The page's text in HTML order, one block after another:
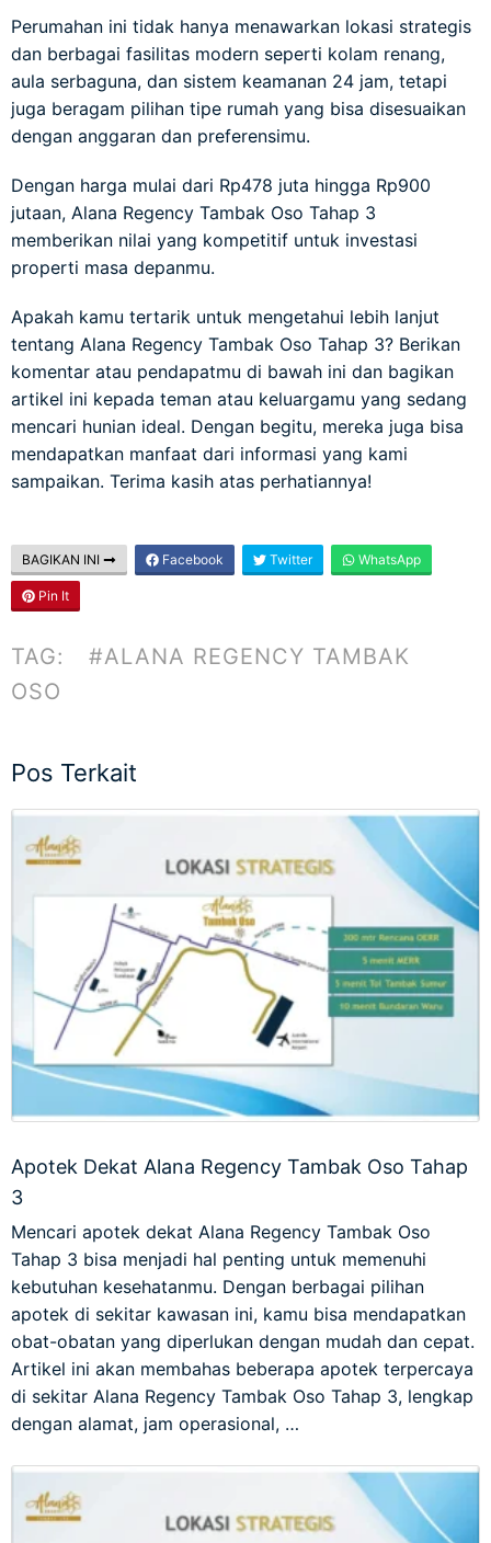
Perumahan ini tidak hanya menawarkan lokasi strategis
dan berbagai fasilitas modern seperti kolam renang,
aula serbaguna, dan sistem keamanan 24 jam, tetapi
juga beragam pilihan tipe rumah yang bisa disesuaikan
dengan anggaran dan preferensimu.
Dengan harga mulai dari Rp478 juta hingga Rp900
jutaan, Alana Regency Tambak Oso Tahap 3
memberikan nilai yang kompetitif untuk investasi
properti masa depanmu.
Apakah kamu tertarik untuk mengetahui lebih lanjut
tentang Alana Regency Tambak Oso Tahap 3? Berikan
komentar atau pendapatmu di bawah ini dan bagikan
artikel ini kepada teman atau keluargamu yang sedang
mencari hunian ideal. Dengan begitu, mereka juga bisa
mendapatkan manfaat dari informasi yang kami
sampaikan. Terima kasih atas perhatiannya!
BAGIKAN INI Facebook Twitter WhatsApp
Pin It
TAG:
#ALANA REGENCY TAMBAK
OSO
Pos Terkait
Apotek Dekat Alana Regency Tambak Oso Tahap
3
Mencari apotek dekat Alana Regency Tambak Oso
Tahap 3 bisa menjadi hal penting untuk memenuhi
kebutuhan kesehatanmu. Dengan berbagai pilihan
apotek di sekitar kawasan ini, kamu bisa mendapatkan
obat-obatan yang diperlukan dengan mudah dan cepat.
Artikel ini akan membahas beberapa apotek terpercaya
di sekitar Alana Regency Tambak Oso Tahap 3, lengkap
dengan alamat, jam operasional, …